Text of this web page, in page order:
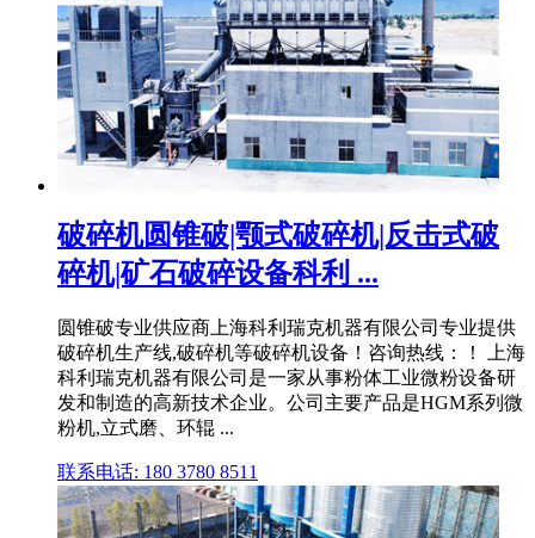
破碎机圆锥破|颚式破碎机|反击式破
碎机|矿石破碎设备科利 ...
圆锥破专业供应商上海科利瑞克机器有限公司专业提供
破碎机生产线,破碎机等破碎机设备！咨询热线：！ 上海
科利瑞克机器有限公司是一家从事粉体工业微粉设备研
发和制造的高新技术企业。公司主要产品是HGM系列微
粉机,立式磨、环辊 ...
联系电话: 180 3780 8511